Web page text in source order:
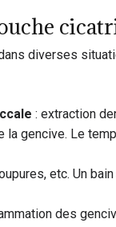
diverses
: extraction
la gencive. Le
etc. Un
des